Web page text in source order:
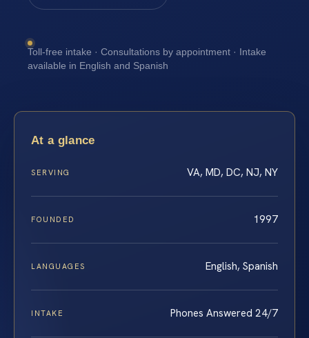
Toll-free intake · Consultations by appointment · Intake
available in English and Spanish
At a glance
SERVING VA, MD, DC, NJ, NY
FOUNDED 1997
LANGUAGES English, Spanish
INTAKE Phones Answered 24/7